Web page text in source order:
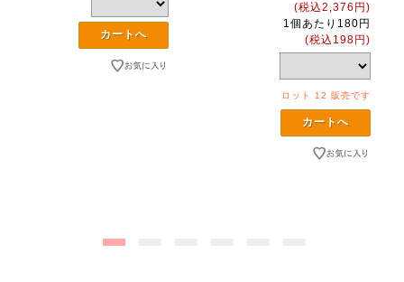
(税込2,376円)
1個あたり180円
(税込198円)
ロット 12 販売です